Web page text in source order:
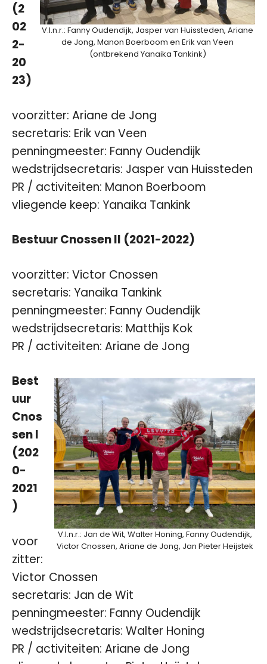
V.l.n.r.: Fanny Oudendijk, Jasper van Huissteden, Ariane
de Jong, Manon Boerboom en Erik van Veen
(ontbrekend Yanaika Tankink)
(2
02
2-
20
23)
voorzitter: Ariane de Jong
secretaris: Erik van Veen
penningmeester: Fanny Oudendijk
wedstrijdsecretaris: Jasper van Huissteden
PR / activiteiten: Manon Boerboom
vliegende keep: Yanaika Tankink
Bestuur Cnossen II (2021-2022)
voorzitter: Victor Cnossen
secretaris: Yanaika Tankink
penningmeester: Fanny Oudendijk
wedstrijdsecretaris: Matthijs Kok
PR / activiteiten: Ariane de Jong
V.l.n.r.: Jan de Wit, Walter Honing, Fanny Oudendijk,
Victor Cnossen, Ariane de Jong, Jan Pieter Heijstek
Best
uur
Cnos
sen I
(202
0-
2021
)
voor
zitter:
Victor Cnossen
secretaris: Jan de Wit
penningmeester: Fanny Oudendijk
wedstrijdsecretaris: Walter Honing
PR / activiteiten: Ariane de Jong